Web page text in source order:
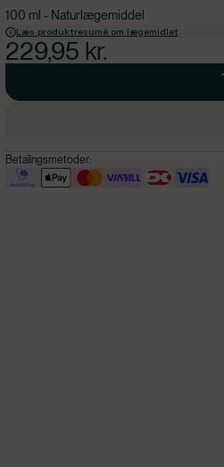
100 ml - Naturlægemiddel
Læs produktresumé om lægemidlet
229,95 kr.
Betalingsmetoder: